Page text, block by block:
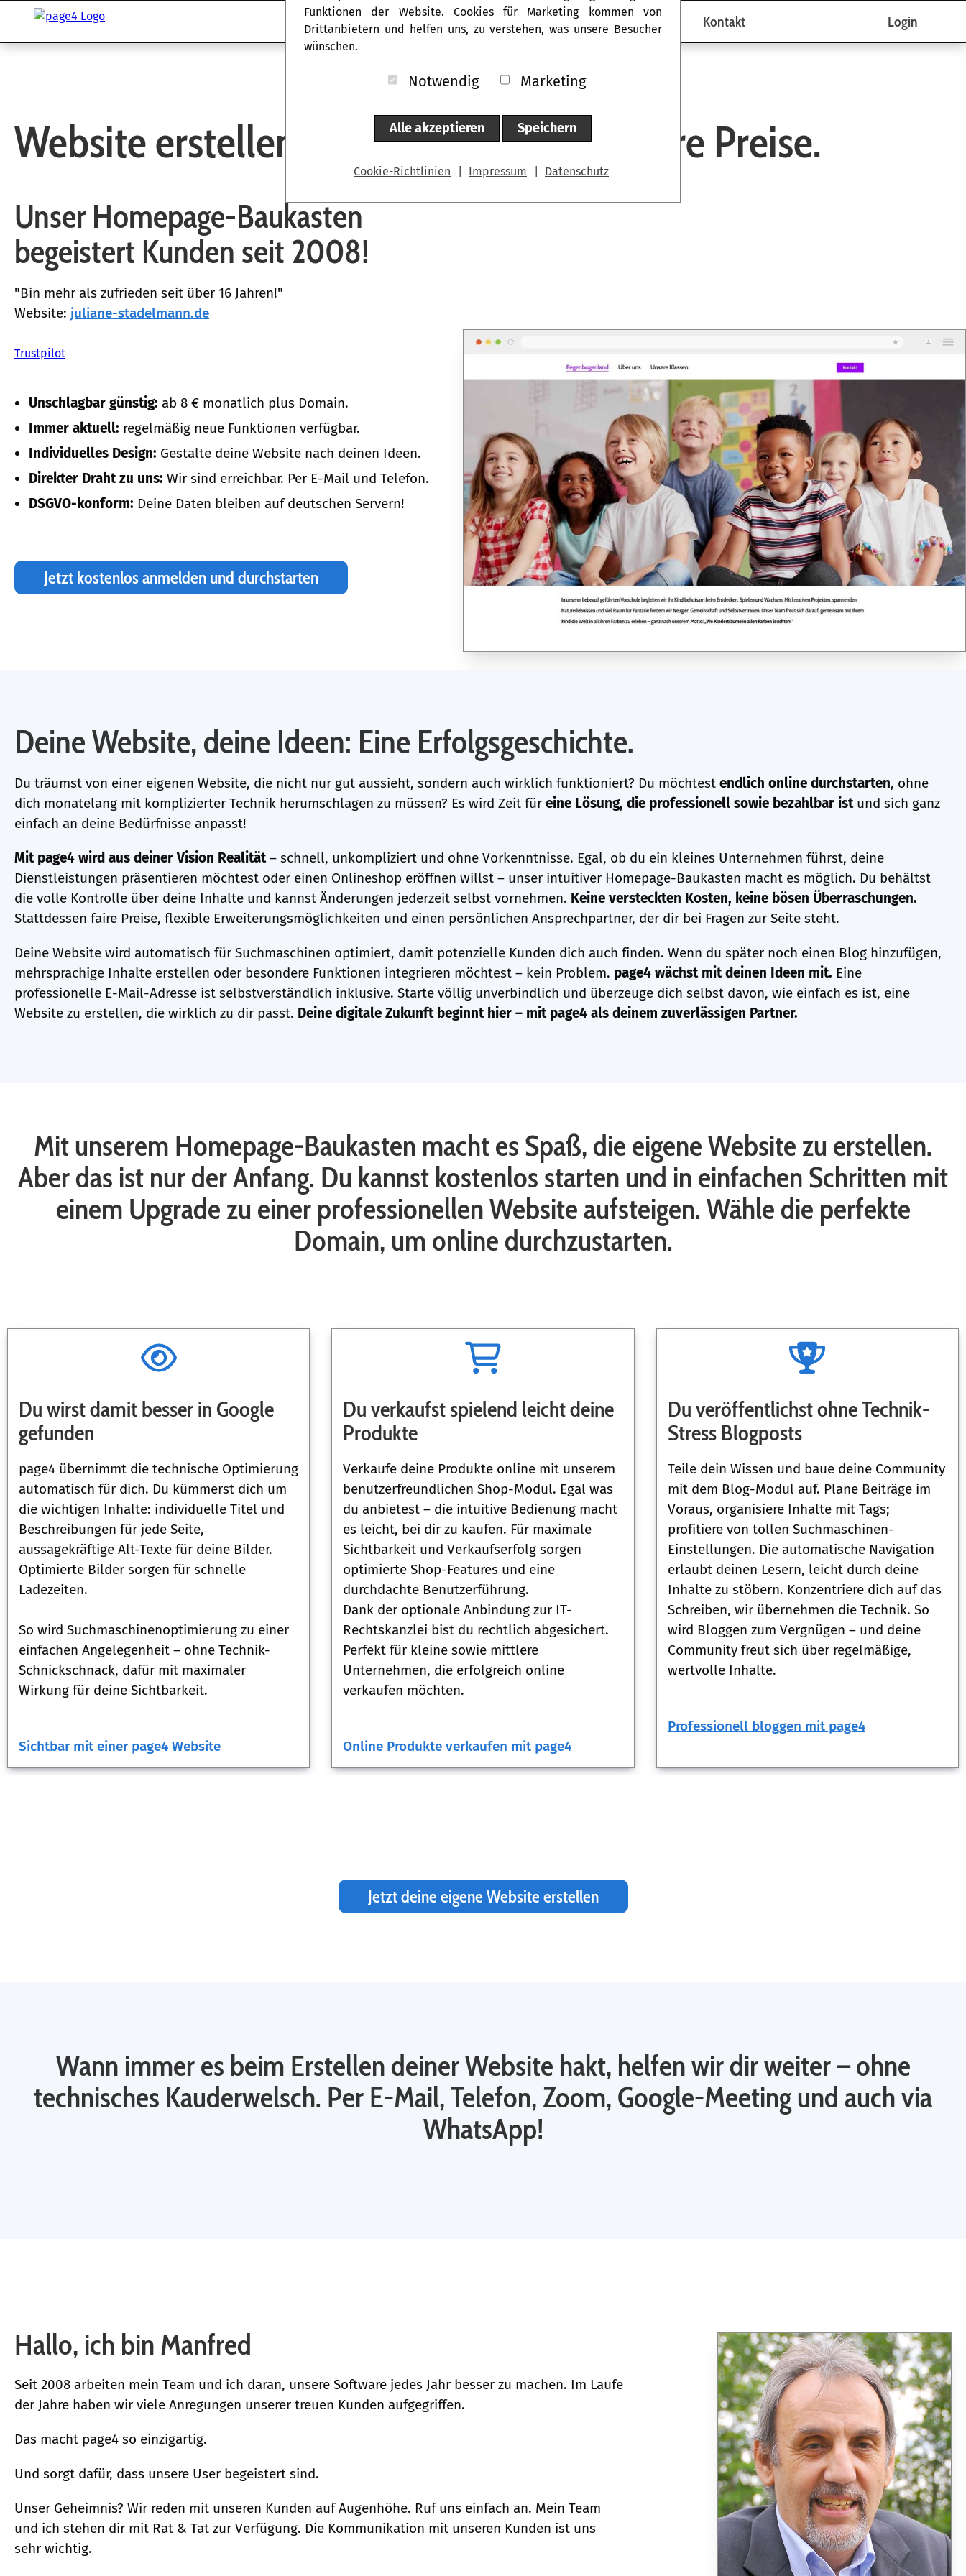
Funktionen der Website. Cookies für Marketing kommen von
Drittanbietern und helfen uns, zu verstehen, was unsere Besucher
wünschen.
Notwendig Marketing
Alle akzeptieren Speichern
Cookie-Richtlinien Impressum Datenschutz
Produkte Unser Blog Kontakt Login
Website erstellen 2026: Top-Support, faire Preise.
Unser Homepage-Baukasten
begeistert Kunden seit 2008!
"Bin mehr als zufrieden seit über 16 Jahren!"
Website: juliane-stadelmann.de
Trustpilot
Unschlagbar günstig: ab 8 € monatlich plus Domain.
Immer aktuell: regelmäßig neue Funktionen verfügbar.
Individuelles Design: Gestalte deine Website nach deinen Ideen.
Direkter Draht zu uns: Wir sind erreichbar. Per E-Mail und Telefon.
DSGVO-konform: Deine Daten bleiben auf deutschen Servern!
Jetzt kostenlos anmelden und durchstarten
Deine Website, deine Ideen: Eine Erfolgsgeschichte.
Du träumst von einer eigenen Website, die nicht nur gut aussieht, sondern auch wirklich funktioniert? Du möchtest endlich online durchstarten, ohne
dich monatelang mit komplizierter Technik herumschlagen zu müssen? Es wird Zeit für eine Lösung, die professionell sowie bezahlbar istund sich ganz
einfach an deine Bedürfnisse anpasst!
Mit page4 wird aus deiner Vision Realität– schnell, unkompliziert und ohne Vorkenntnisse. Egal, ob du ein kleines Unternehmen führst, deine
Dienstleistungen präsentieren möchtest oder einen Onlineshop eröffnen willst – unser intuitiver Homepage-Baukasten macht es möglich. Du behältst
die volle Kontrolle über deine Inhalte und kannst Änderungen jederzeit selbst vornehmen. Keine versteckten Kosten, keine bösen Überraschungen.
Stattdessen faire Preise, flexible Erweiterungsmöglichkeiten und einen persönlichen Ansprechpartner, der dir bei Fragen zur Seite steht.
Deine Website wird automatisch für Suchmaschinen optimiert, damit potenzielle Kunden dich auch finden. Wenn du später noch einen Blog hinzufügen,
mehrsprachige Inhalte erstellen oder besondere Funktionen integrieren möchtest – kein Problem. page4 wächst mit deinen Ideen mit. Eine
professionelle E-Mail-Adresse ist selbstverständlich inklusive. Starte völlig unverbindlich und überzeuge dich selbst davon, wie einfach es ist, eine
Website zu erstellen, die wirklich zu dir passt. Deine digitale Zukunft beginnt hier – mit page4 als deinem zuverlässigen Partner.
Mit unserem Homepage-Baukasten macht es Spaß, die eigene Website zu erstellen.
Aber das ist nur der Anfang. Du kannst kostenlos starten und in einfachen Schritten mit
einem Upgrade zu einer professionellen Website aufsteigen. Wähle die perfekte
Domain, um online durchzustarten.
Du wirst damit besser in Google
gefunden
page4 übernimmt die technische Optimierung
automatisch für dich. Du kümmerst dich um
die wichtigen Inhalte: individuelle Titel und
Beschreibungen für jede Seite,
aussagekräftige Alt-Texte für deine Bilder.
Optimierte Bilder sorgen für schnelle
Ladezeiten.
So wird Suchmaschinenoptimierung zu einer
einfachen Angelegenheit – ohne Technik-
Schnickschnack, dafür mit maximaler
Wirkung für deine Sichtbarkeit.
Sichtbar mit einer page4 Website
Du verkaufst spielend leicht deine
Produkte
Verkaufe deine Produkte online mit unserem
benutzerfreundlichen Shop-Modul. Egal was
du anbietest – die intuitive Bedienung macht
es leicht, bei dir zu kaufen. Für maximale
Sichtbarkeit und Verkaufserfolg sorgen
optimierte Shop-Features und eine
durchdachte Benutzerführung.
Dank der optionale Anbindung zur IT-
Rechtskanzlei bist du rechtlich abgesichert.
Perfekt für kleine sowie mittlere
Unternehmen, die erfolgreich online
verkaufen möchten.
Online Produkte verkaufen mit page4
Du veröffentlichst ohne Technik-
Stress Blogposts
Teile dein Wissen und baue deine Community
mit dem Blog-Modul auf. Plane Beiträge im
Voraus, organisiere Inhalte mit Tags;
profitiere von tollen Suchmaschinen-
Einstellungen. Die automatische Navigation
erlaubt deinen Lesern, leicht durch deine
Inhalte zu stöbern. Konzentriere dich auf das
Schreiben, wir übernehmen die Technik. So
wird Bloggen zum Vergnügen – und deine
Community freut sich über regelmäßige,
wertvolle Inhalte.
Professionell bloggen mit page4
Jetzt deine eigene Website erstellen
Wann immer es beim Erstellen deiner Website hakt, helfen wir dir weiter – ohne
technisches Kauderwelsch. Per E-Mail, Telefon, Zoom, Google-Meeting und auch via
WhatsApp!
Hallo, ich bin Manfred
Seit 2008 arbeiten mein Team und ich daran, unsere Software jedes Jahr besser zu machen. Im Laufe
der Jahre haben wir viele Anregungen unserer treuen Kunden aufgegriffen.
Das macht page4 so einzigartig.
Und sorgt dafür, dass unsere User begeistert sind.
Unser Geheimnis? Wir reden mit unseren Kunden auf Augenhöhe. Ruf uns einfach an. Mein Team
und ich stehen dir mit Rat & Tat zur Verfügung. Die Kommunikation mit unseren Kunden ist uns
sehr wichtig.